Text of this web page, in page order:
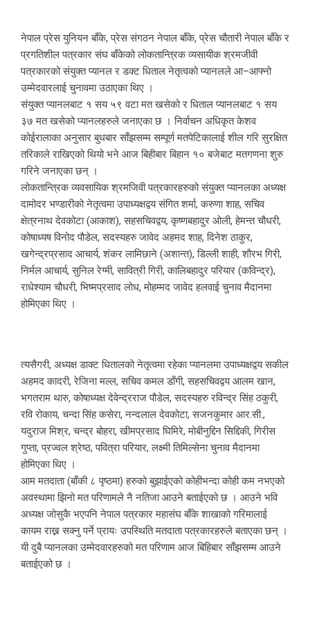
नेपाल प्रेस युनियन बाँके, प्रेस संगठन नेपाल बाँके, प्रेस चौतारी नेपाल बाँके र
प्रगतिशील पत्रकार संघ बाँकेको लोकतान्त्रिक व्यसायीक श्रमजीवी
पत्रकारको संयुक्त प्यानल र डक्ट धिताल नेतृत्वको प्यानलले आ–आफ्नो
उम्मेदवारलाई चुनावमा उठाएका थिए ।
संयुक्त प्यानलबाट १ सय ५९ वटा मत खसेको र धिताल प्यानलबाट १ सय
३७ मत खसेको प्यानलहरुले जनाएका छ । निर्वाचन अधिकृत केशव
कोईरालाका अनुसार बुधबार साँझसम्म सम्पूर्ण मतपेटिकालाई शील गरि सुरक्षित
तरिकाले राखिएको थियो भने आज बिहीबार बिहान १० बजेबाट मतगणना शुरु
गरिने जनाएका छन् ।
लोकतान्त्रिक व्यवसायिक श्रमजिवी पत्रकारहरुको संयुक्त प्यानलका अध्यक्ष
दामोदर भण्डारीको नेतृत्वमा उपाध्यक्षद्वय संगित शर्मा, करुणा शाह, सचिव
क्षेत्रनाथ देवकोटा (आकाश), सहसचिवद्वय, कृष्णबहादुर ओली, हेमन्त चौधरी,
कोषाध्यष विनोद पौडेल, सदस्यहरु जावेद अहमद शाह, दिनेश ठाकुर,
खगेन्द्रप्रसाद आचार्य, शंकर लामिछाने (अशान्त), डिल्ली शाही, शौरभ गिरी,
निर्मल आचार्य, सुनिल रेग्मी, सावित्री गिरी, कालिबहादुर परियार (कविन्द्र),
राधेश्याम चौधरी, भिष्मप्रसाद लोध, मोहम्मद जावेद हलवाई चुनाव मैदानमा
होमिएका थिए ।
त्यसैगरी, अध्यक्ष डाक्ट धितालको नेतृत्वमा रहेका प्यानलमा उपाध्यक्षद्वय सकील
अहमद कादरी, रेजिना मल्ल, सचिव कमल डाँगी, सहसचिवद्वय आलम खान,
भगतराम थारु, कोषाध्यक्ष देवेन्द्रराज पौडेल, सदस्यहरु रविन्द्र सिंह ठकुरी,
रवि रोकाय, चन्दा सिंह कसेरा, नन्दलाल देवकोटा, सजनकुमार आर.सी.,
यदुराज मिश्र, चन्द्र बोहरा, खीमप्रसाद घिमिरे, मोबीनुद्दिन सिद्दिकी, गिरीस
गुप्ता, प्रज्वल श्रेष्ठ, पवित्रा परियार, लक्ष्मी तिमिल्सेना चुनाव मैदानमा
होमिएका थिए ।
आम मतदाता (बाँकी ८ पृष्ठमा) हरुको बुझाईएको कोहीभन्दा कोही कम नभएको
अवस्थामा झिनो मत परिणामले नै नतिजा आउने बताईएको छ । आउने भवि
अध्यक्ष जोसुकै भएपनि नेपाल पत्रकार महासंघ बाँके शाखाको गरिमालाई
कायम राख्न सक्नु पर्ने प्रायः उपस्थिति मतदाता पत्रकारहरुले बताएका छन् ।
यी दुबै प्यानलका उम्मेदवारहरुको मत परिणाम आज बिहिबार साँझसम्म आउने
बताईएको छ ।